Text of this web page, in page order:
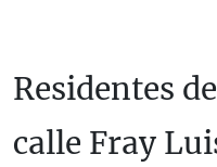
Residentes
calle Fray